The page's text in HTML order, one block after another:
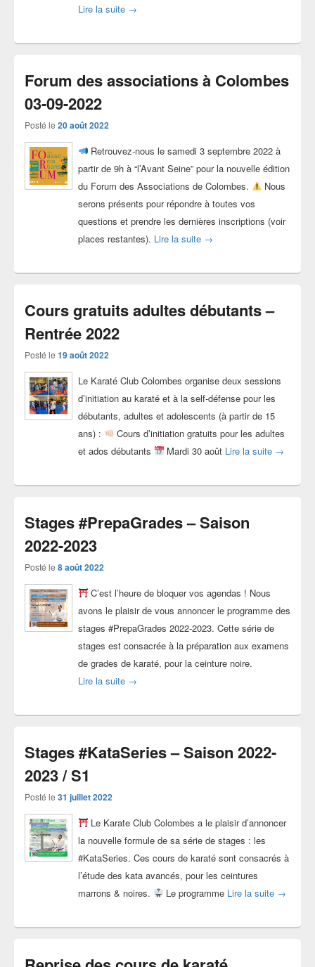
Lire la suite Stages #DanSeries – Saison 2022-2023 / S1
→
Forum des associations à Colombes
03-09-2022
Posté le 20 août 2022
Retrouvez-nous le samedi 3 septembre 2022 à
partir de 9h à “l’Avant Seine” pour la nouvelle édition
du Forum des Associations de Colombes.
Nous
serons présents pour répondre à toutes vos
questions et prendre les dernières inscriptions (voir
places restantes). Lire la suite Forum des associations à
→
Cours gratuits adultes débutants –
Rentrée 2022
Posté le 19 août 2022
Le Karaté Club Colombes organise deux sessions
d’initiation au karaté et à la self-défense pour les
débutants, adultes et adolescents (à partir de 15
ans) :
Cours d’initiation gratuits pour les adultes
et ados débutants
Mardi 30 août Lire la suite Cours
→
Stages #PrepaGrades – Saison
2022-2023
Posté le 8 août 2022
C’est l’heure de bloquer vos agendas ! Nous
avons le plaisir de vous annoncer le programme des
stages #PrepaGrades 2022-2023. Cette série de
stages est consacrée à la préparation aux examens
de grades de karaté, pour la ceinture noire.
Lire la suite Stages #PrepaGrades – Saison 2022-2023
→
Stages #KataSeries – Saison 2022-
2023 / S1
Posté le 31 juillet 2022
Le Karate Club Colombes a le plaisir d’annoncer
la nouvelle formule de sa série de stages : les
#KataSeries. Ces cours de karaté sont consacrés à
l’étude des kata avancés, pour les ceintures
marrons & noires.
Le programme Lire la suite Stages
→